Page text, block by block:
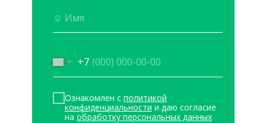
+7
Ознакомлен с политикой
конфиденциальности и даю согласие
на обработку персональных данных